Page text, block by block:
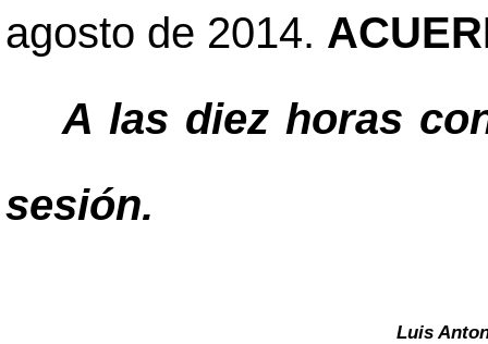
agosto de 2014.
A las diez horas
sesión.
Luis